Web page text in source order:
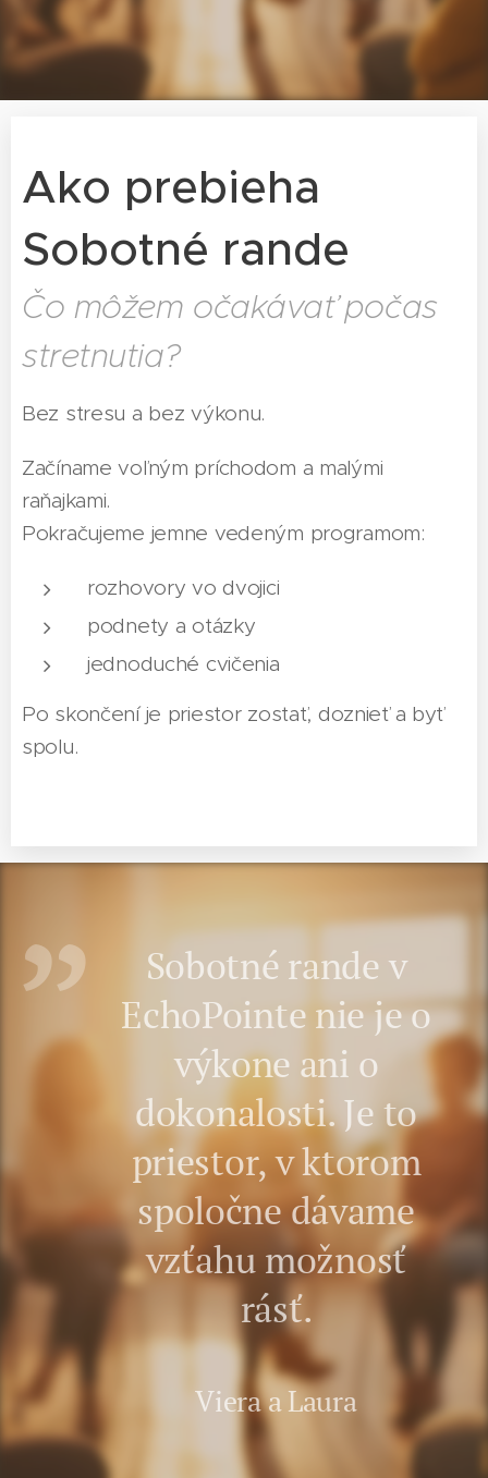
Ako prebieha
Sobotné rande
Čo môžem očakávať počas
stretnutia?
Bez stresu a bez výkonu.
Začíname voľným príchodom a malými
raňajkami.
Pokračujeme jemne vedeným programom:
rozhovory vo dvojici
podnety a otázky
jednoduché cvičenia
Po skončení je priestor zostať, doznieť a byť
spolu.
Sobotné rande v
EchoPointe nie je o
výkone ani o
dokonalosti. Je to
priestor, v ktorom
spoločne dávame
vzťahu možnosť
rásť.
Viera a Laura